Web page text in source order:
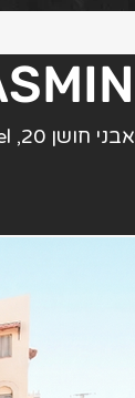
אבני חושן 20, Eilat, Israel